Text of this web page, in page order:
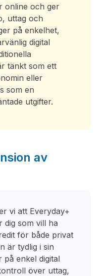
online och ger
uttag och
på enkelhet,
digital
tänkt som ett
eller
som en
utgifter.
av
vi att Everyday+
dig som vill ha
för både privat
är tydlig i sin
enkel digital
över uttag,